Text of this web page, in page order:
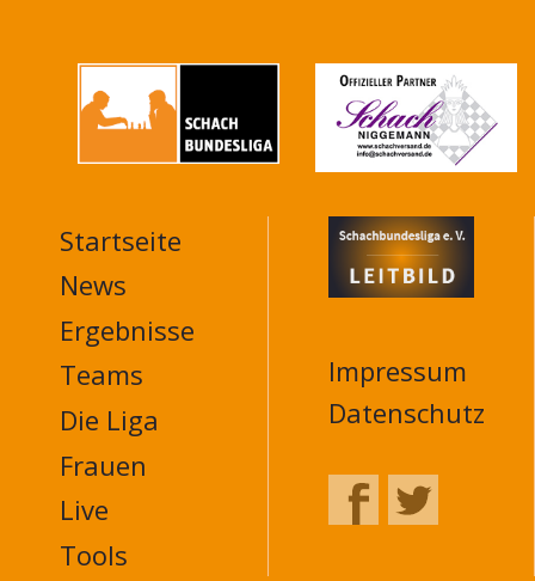
MAIN
NAVIGATION
FOOTER
Startseite
News
Ergebnisse
Teams
Die Liga
Frauen
Live
Tools
Impressum
Datenschutz